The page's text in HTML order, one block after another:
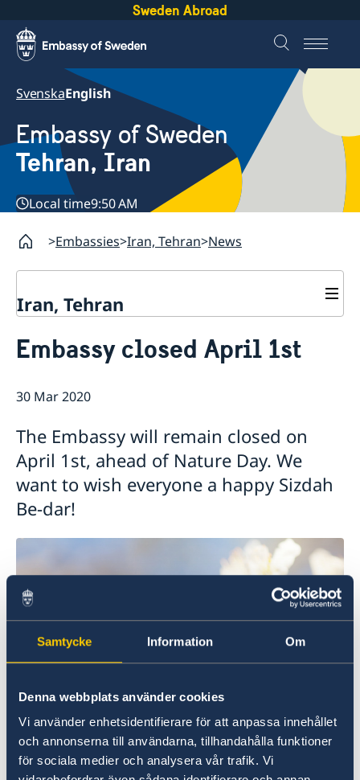
Samtycke Information Om
Denna webbplats använder cookies
Vi använder enhetsidentifierare för att anpassa innehållet
och annonserna till användarna, tillhandahålla funktioner
för sociala medier och analysera vår trafik. Vi
Sweden Abroad
SvenskaEnglish
Embassy of Sweden
Tehran, Iran
Local time9:50 AM
Embassies Iran, Tehran News
Iran, Tehran
About us
Embassy closed April 1st
30 Mar 2020
The Embassy will remain closed on
April 1st, ahead of Nature Day. We
want to wish everyone a happy Sizdah
Be-dar!